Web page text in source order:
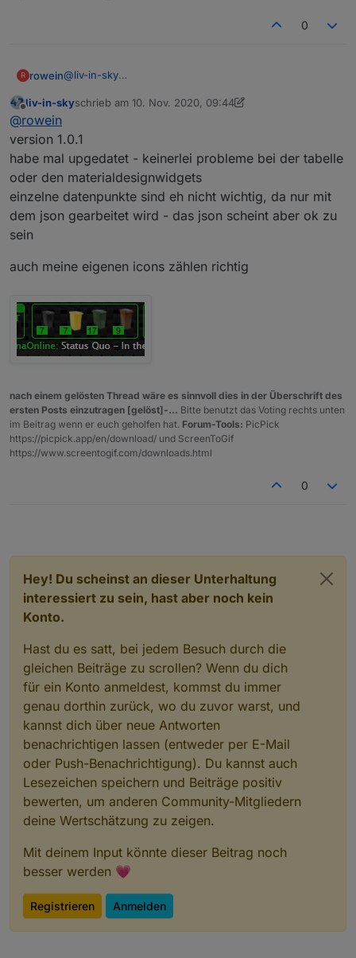
0
R rowein@liv-in-sky
wohl ein paar Datenpunkte umbenannt und nun kann
Habs kurz überflogen und es scheinen nur die days
und date-Punkte zu betreffen.
Ich habe auch schon selbst versucht, das zu beheben.
Scheitere aber bei der Anzeige der dritten Spalte
(Datum) und benötige Unterstützung.
Danke!
Grüße
Offline
liv-in-skyschrieb am 10. Nov. 2020, 09:44
zuletzt editiert von liv-in-sky11. Okt. 2020, 10:49
@rowein
version 1.0.1
habe mal upgedatet - keinerlei probleme bei der tabelle
oder den materialdesignwidgets
einzelne datenpunkte sind eh nicht wichtig, da nur mit
dem json gearbeitet wird - das json scheint aber ok zu
sein
auch meine eigenen icons zählen richtig
nach einem gelösten Thread wäre es sinnvoll dies in der Überschrift des
ersten Posts einzutragen [gelöst]-... Bitte benutzt das Voting rechts unten
im Beitrag wenn er euch geholfen hat. Forum-Tools: PicPick
https://picpick.app/en/download/ und ScreenToGif
https://www.screentogif.com/downloads.html
0
Hey! Du scheinst an dieser Unterhaltung
interessiert zu sein, hast aber noch kein
Konto.
Hast du es satt, bei jedem Besuch durch die
gleichen Beiträge zu scrollen? Wenn du dich
für ein Konto anmeldest, kommst du immer
genau dorthin zurück, wo du zuvor warst, und
kannst dich über neue Antworten
benachrichtigen lassen (entweder per E-Mail
oder Push-Benachrichtigung). Du kannst auch
Lesezeichen speichern und Beiträge positiv
bewerten, um anderen Community-Mitgliedern
deine Wertschätzung zu zeigen.
Mit deinem Input könnte dieser Beitrag noch
besser werden 💗
Registrieren Anmelden